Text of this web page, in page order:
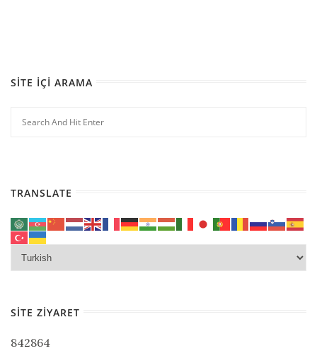
SITE İÇI ARAMA
TRANSLATE
SITE ZIYARET
842864